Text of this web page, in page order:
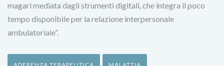
magari mediata dagli strumenti digitali, che integra il poco
tempo disponibile per la relazione interpersonale
ambulatoriale”.